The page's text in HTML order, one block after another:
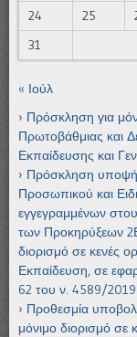
24
25
31
« Ιούλ
Πρόσκληση για
Πρωτοβάθμιας και
Εκπαίδευσης και
Πρόσκληση
Προσωπικού και
εγγεγραμμένων
των Προκηρύξεων
διορισμό σε κενές
Εκπαίδευση, σε
62 του ν. 4589/2019
Προθεσμία
μόνιμο διορισμό σε